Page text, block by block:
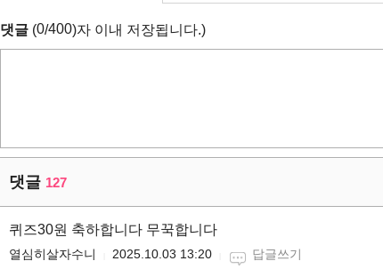
댓글 (0/400)자 이내 저장됩니다.)
댓글 127
퀴즈30원 축하합니다 무꾹합니다
열심히살자수니 2025.10.03 13:20 답글쓰기